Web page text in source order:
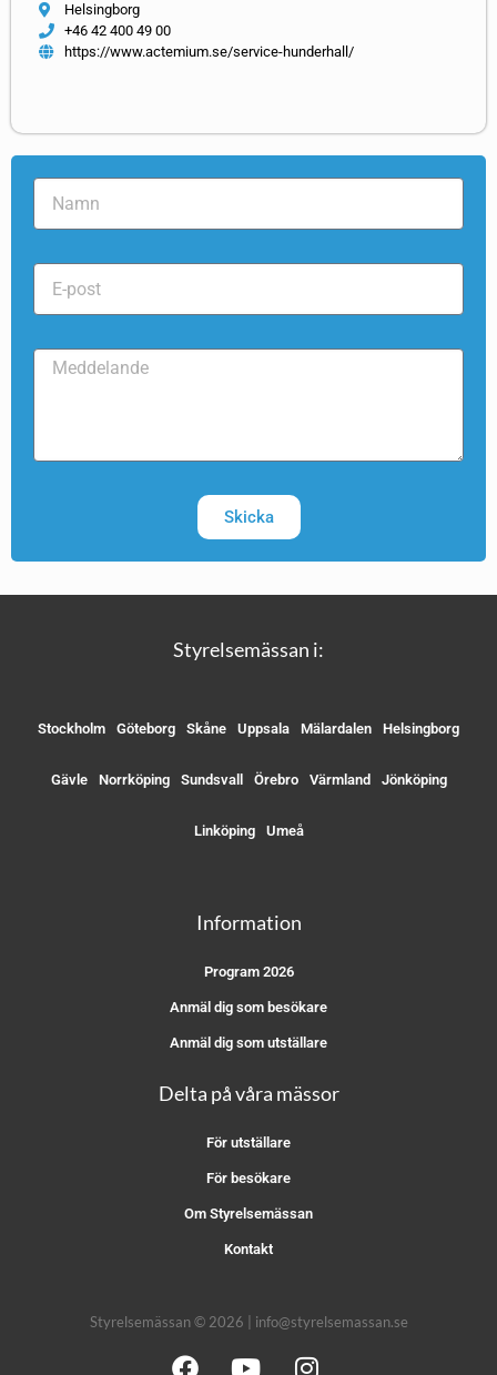
Helsingborg
+46 42 400 49 00
https://www.actemium.se/service-hunderhall/
Skicka
Styrelsemässan i:
Stockholm Göteborg Skåne Uppsala Mälardalen Helsingborg
Gävle Norrköping Sundsvall Örebro Värmland Jönköping
Linköping Umeå
Information
Program 2026
Anmäl dig som besökare
Anmäl dig som utställare
Delta på våra mässor
För utställare
För besökare
Om Styrelsemässan
Kontakt
Styrelsemässan © 2026 | info@styrelsemassan.se